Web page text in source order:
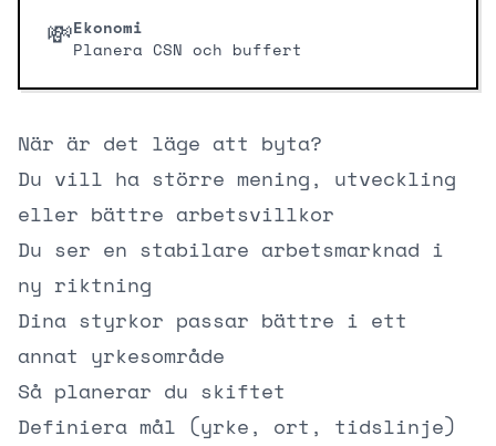
💸Ekonomi
Planera CSN och buffert
När är det läge att byta?
Du vill ha större mening, utveckling
eller bättre arbetsvillkor
Du ser en stabilare arbetsmarknad i
ny riktning
Dina styrkor passar bättre i ett
annat yrkesområde
Så planerar du skiftet
Definiera mål (yrke, ort, tidslinje)